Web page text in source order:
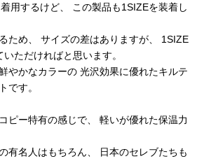
用するけど、 この製品も1SIZEを装着し
ため、 サイズの差はありますが、 1SIZE
ただければと思います。
やかなカラーの 光沢効果に優れたキルテ
です。
ピー特有の感じで、 軽いが優れた保温力
有名人はもちろん、 日本のセレブたちも